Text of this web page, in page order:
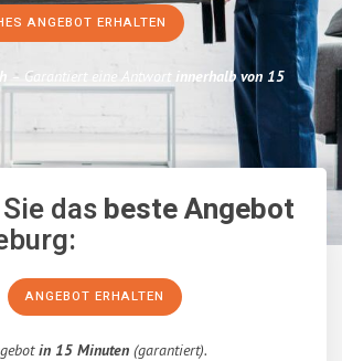
ANGEBOT ERHALTEN
– Garantiert eine Antwort innerhalb von 15
dasbeste Angebot
ANGEBOT ERHALTEN
in 15 Minuten(garantiert).